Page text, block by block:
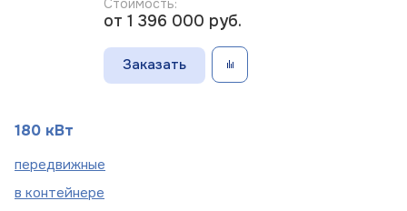
Стоимость:
от 1 396 000 руб.
Заказать
180 кВт
передвижные
в контейнере